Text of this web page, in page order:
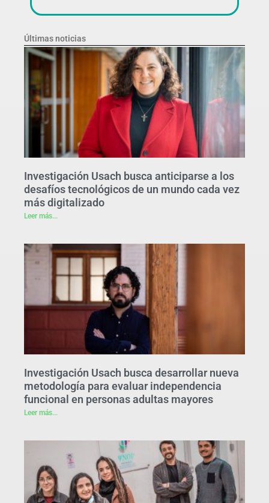
Últimas noticias
Investigación Usach busca anticiparse a los
desafíos tecnológicos de un mundo cada vez
más digitalizado
Leer más...
Investigación Usach busca desarrollar nueva
metodología para evaluar independencia
funcional en personas adultas mayores
Leer más...